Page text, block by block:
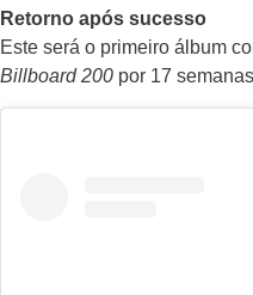
Retorno após sucesso
Este será o primeiro álbum
Billboard 200 por 17